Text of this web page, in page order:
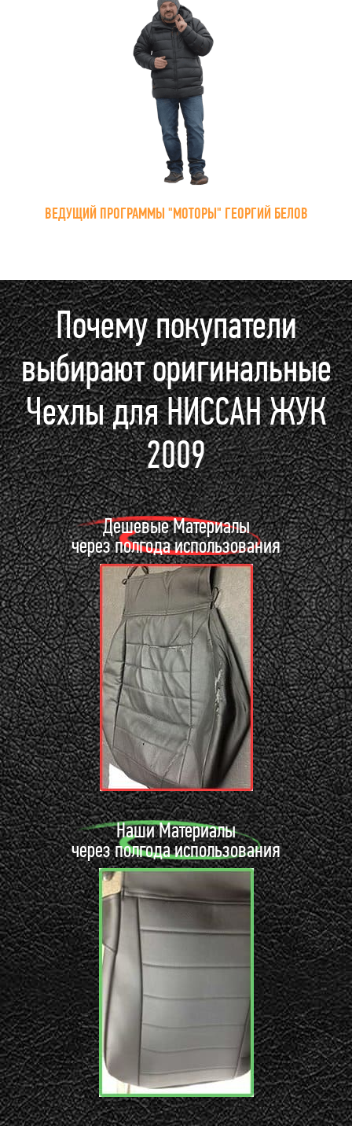
ВЕДУЩИЙ ПРОГРАММЫ "МОТОРЫ" ГЕОРГИЙ БЕЛОВ
Почему покупатели
выбирают оригинальные
Чехлы для НИССАН ЖУК
2009
Дешевые Материалы
через полгода использования
Наши Материалы
через полгода использования